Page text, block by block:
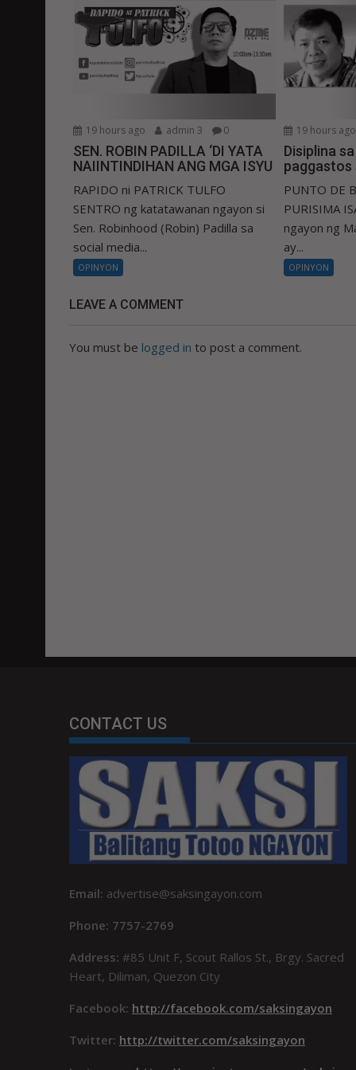
19 hours ago admin 3 0
SEN. ROBIN PADILLA ‘DI YATA
NAIINTINDIHAN ANG MGA ISYU
RAPIDO ni PATRICK TULFO
SENTRO ng katatawanan ngayon si
Sen. Robinhood (Robin) Padilla sa
social media...
OPINYON
19 hours ago
Disiplina
paggastos
PUNTO DE
PURISIMA
ngayon ng
ay...
OPINYON
LEAVE A COMMENT
You must be logged in to post a comment.
CONTACT US
Email: advertise@saksingayon.com
Phone: 7757-2769
Address: #85 Unit F, Scout Rallos St., Brgy. Sacred
Heart, Diliman, Quezon City
Facebook: http://facebook.com/saksingayon
Twitter: http://twitter.com/saksingayon